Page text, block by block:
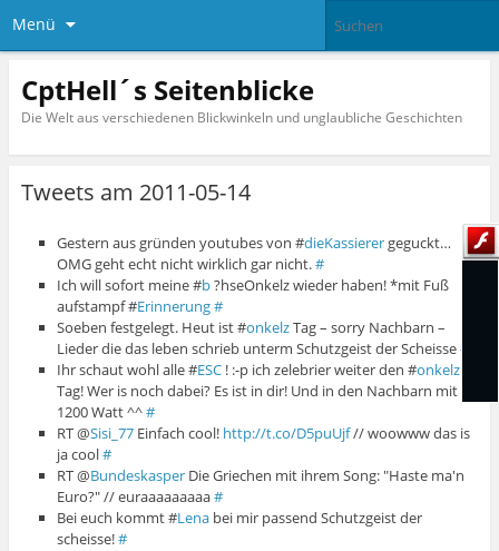
Menü
CptHell´s Seitenblicke
Die Welt aus verschiedenen Blickwinkeln und unglaubliche Geschichten
Tweets am 2011-05-14
Gestern aus gründen youtubes von #dieKassierer geguckt…
OMG geht echt nicht wirklich gar nicht.#
Ich will sofort meine #b?hseOnkelz wieder haben! *mit Fuß
aufstampf #Erinnerung#
Soeben festgelegt. Heut ist #onkelzTag – sorry Nachbarn –
Lieder die das leben schrieb unterm Schutzgeist der Scheisse#
Ihr schaut wohl alle #ESC ! :-p ich zelebrier weiter den #onkelz
Tag! Wer is noch dabei? Es ist in dir! Und in den Nachbarn mit
1200 Watt ^^#
RT @Sisi_77 Einfach cool! http://t.co/D5puUjf// woowww das is
ja cool#
RT @Bundeskasper Die Griechen mit ihrem Song: "Haste ma'n
Euro?" // euraaaaaaaaa#
Bei euch kommt #Lena bei mir passend Schutzgeist der
scheisse!#